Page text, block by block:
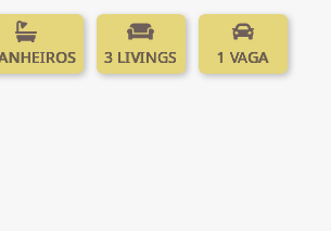
3 LIVINGS 1 VAGA